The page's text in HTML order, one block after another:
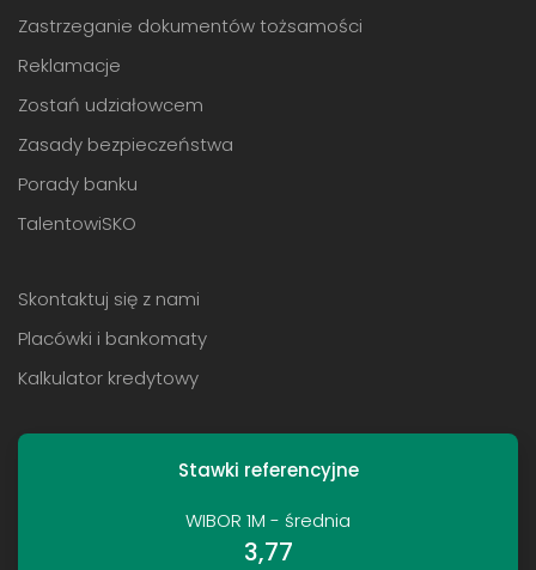
Zastrzeganie dokumentów tożsamości
Reklamacje
Zostań udziałowcem
Zasady bezpieczeństwa
Porady banku
TalentowiSKO
Skontaktuj się z nami
Placówki i bankomaty
Kalkulator kredytowy
Stawki referencyjne
WIBOR 1M - średnia
3,77